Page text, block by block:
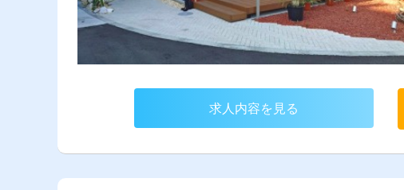
求人内容を見る